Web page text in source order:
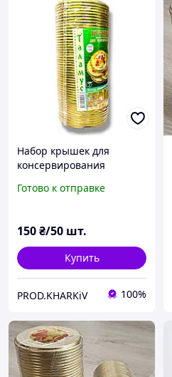
Набор крышек для
консервирования
Готово к отправке
150₴/50 шт.
Купить
PROD.KHARKiV 100%